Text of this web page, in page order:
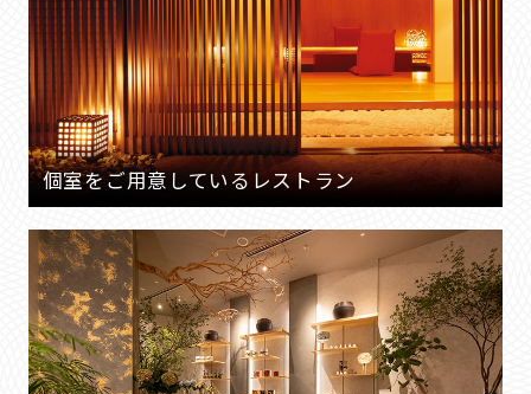
個室をご用意しているレストラン